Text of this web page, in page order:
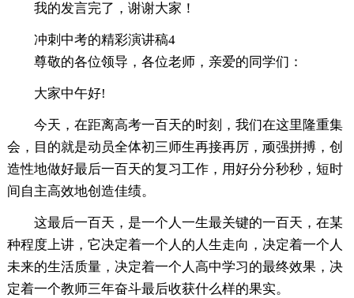
我的发言完了，谢谢大家！
冲刺中考的精彩演讲稿4
尊敬的各位领导，各位老师，亲爱的同学们：
大家中午好!
今天，在距离高考一百天的时刻，我们在这里隆重集
会，目的就是动员全体初三师生再接再厉，顽强拼搏，创
造性地做好最后一百天的复习工作，用好分分秒秒，短时
间自主高效地创造佳绩。
这最后一百天，是一个人一生最关键的一百天，在某
种程度上讲，它决定着一个人的人生走向，决定着一个人
未来的生活质量，决定着一个人高中学习的最终效果，决
定着一个教师三年奋斗最后收获什么样的果实。